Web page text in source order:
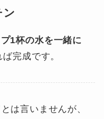
ン
1杯の水を一緒に
ば完成です。
は言いませんが、